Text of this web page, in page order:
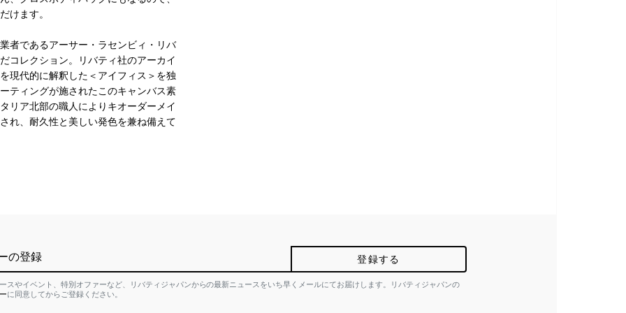
けます。
者であるアーサー・ラセンビィ・リバ
コレクション。リバティ社のアーカイ
現代的に解釈した＜アイフィス＞を独
ティングが施されたこのキャンバス素
リア北部の職人によりキオーダーメイ
れ、耐久性と美しい発色を兼ね備えて
の登録 登録する
スやイベント、特別オファーなど、リバティジャパンからの最新ニュースをいち早くメールにてお届けします。リバティジャパンの
に同意してからご登録ください。